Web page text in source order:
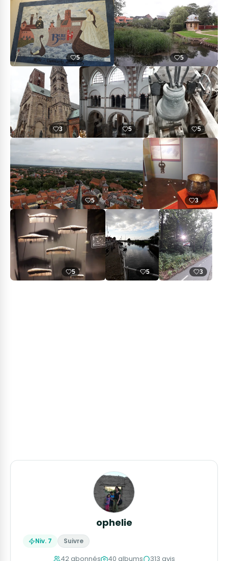
5 5
3 5 5
5 3
5 5 3
ophelie
Niv. 7 Suivre
42 abonnés 40 albums 313 avis